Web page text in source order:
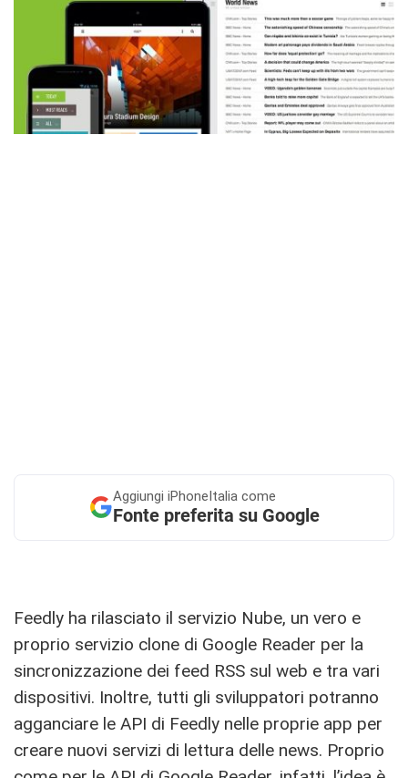
Aggiungi iPhoneItalia come
Fonte preferita su Google
Feedly ha rilasciato il servizio Nube, un vero e
proprio servizio clone di Google Reader per la
sincronizzazione dei feed RSS sul web e tra vari
dispositivi. Inoltre, tutti gli sviluppatori potranno
agganciare le API di Feedly nelle proprie app per
creare nuovi servizi di lettura delle news. Proprio